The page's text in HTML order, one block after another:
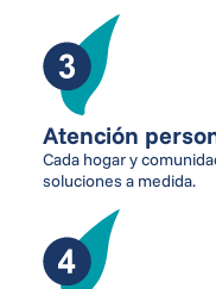
Atención
Cada hogar y
soluciones a medida.